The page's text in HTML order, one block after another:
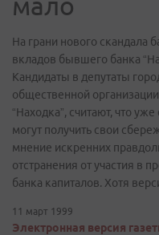
На грани нового скандала
вкладов бывшего банка
Кандидаты в депутаты
общественной
“Находка”, считают, что
могут получить свои
мнение искренних
отстранения от участия в
банка капиталов. Хотя
11 март 1999
Электронная версия